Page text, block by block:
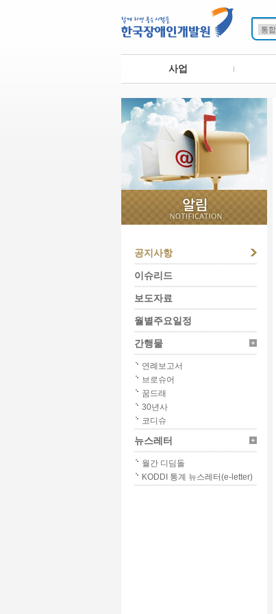
사업
공지사항
이슈리드
보도자료
월별주요일정
간행물
연례보고서
브로슈어
꿈드래
30년사
코디슈
뉴스레터
월간 디딤돌
KODDI 통계 뉴스레터(e-letter)